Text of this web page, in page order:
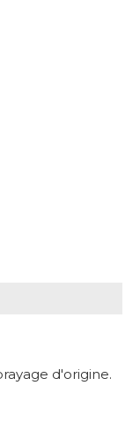
d'origine.